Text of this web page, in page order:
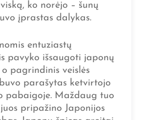
ko norėjo – šunų
įprastas dalykas.
entuziastų
pavyko išsaugoti japonų
o pagrindinis veislės
parašytas ketvirtojo
pabaigoje. Maždaug tuo
pripažino Japonijos